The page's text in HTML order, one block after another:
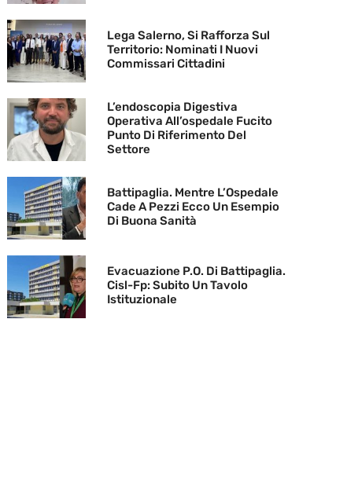
Lega Salerno, Si Rafforza Sul
Territorio: Nominati I Nuovi
Commissari Cittadini
L’endoscopia Digestiva
Operativa All’ospedale Fucito
Punto Di Riferimento Del
Settore
Battipaglia. Mentre L’Ospedale
Cade A Pezzi Ecco Un Esempio
Di Buona Sanità
Evacuazione P.O. Di Battipaglia.
Cisl-Fp: Subito Un Tavolo
Istituzionale